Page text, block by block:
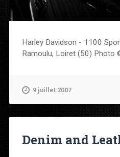
Harley Davidson - 1100
Ramoulu, Loiret (50) Photo
9 juillet 2007
Denim and